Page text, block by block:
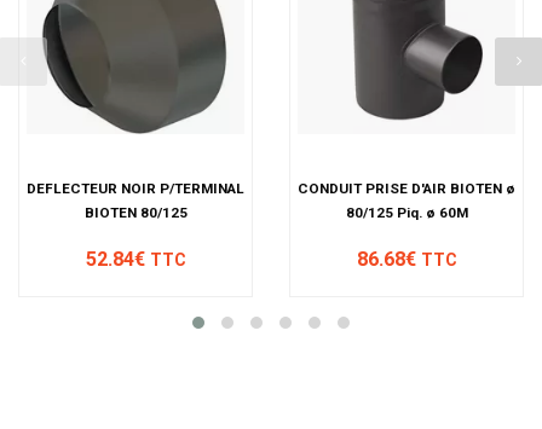
DEFLECTEUR NOIR P/TERMINAL
BIOTEN 80/125
52.84€ TTC
CONDUIT PRISE D'AIR BIOTEN ø
80/125 Piq. ø 60M
86.68€ TTC